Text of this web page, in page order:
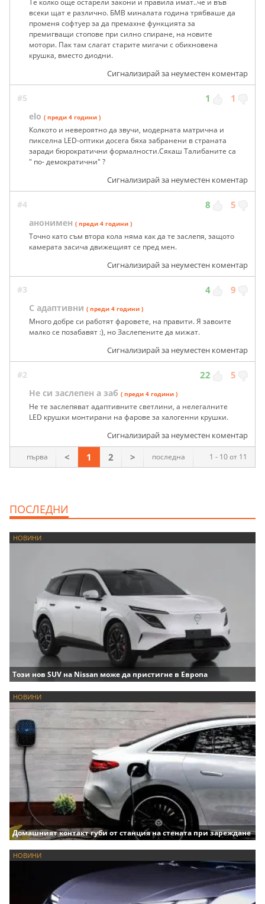
Те колко още остарели закони и правила имат..че и във
всеки щат е различно. БМВ миналата година трябваше да
променя софтуер за да премахне функцията за
премигващи стопове при силно спиране, на новите
мотори. Пак там слагат старите мигачи с обикновена
крушка, вместо диодни.
Сигнализирай за неуместен коментар
#5 1 1
elo ( преди 4 години )
Колкото и невероятно да звучи, модерната матрична и
пикселна LED-оптики досега бяха забранени в страната
заради бюрократични формалности.Сякаш Талибаните са
" по- демократични" ?
Сигнализирай за неуместен коментар
#4 8 5
анонимен ( преди 4 години )
Точно като съм втора кола няма как да те заслепя, защото
камерата засича движещият се пред мен.
Сигнализирай за неуместен коментар
#3 4 9
С адаптивни ( преди 4 години )
Много добре си работят фаровете, на правити. Я завоите
малко се позабавят :), но Заслепените да мижат.
Сигнализирай за неуместен коментар
#2 22 5
Не си заслепен а заб ( преди 4 години )
Не те заслепяват адаптивните светлини, а нелегалните
LED крушки монтирани на фарове за халогенни крушки.
Сигнализирай за неуместен коментар
1 - 10 от 11
първа < 1 2 > последна
ПОСЛЕДНИ
НОВИНИ
Този нов SUV на Nissan може да пристигне в Европа
НОВИНИ
Домашният контакт губи от станция на стената при зареждане
НОВИНИ